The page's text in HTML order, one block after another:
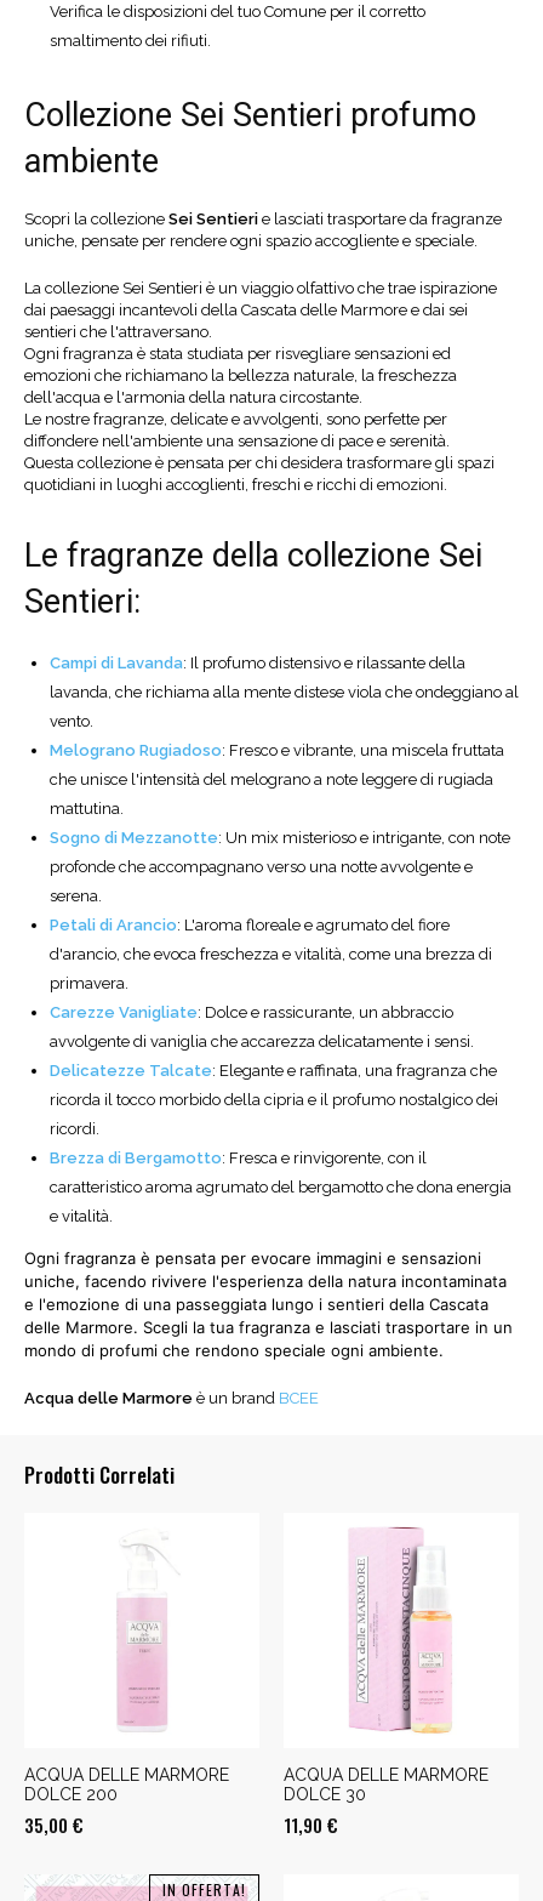
Verifica le disposizioni del tuo Comune per il corretto
smaltimento dei rifiuti.
Collezione Sei Sentieri profumo
ambiente
Scopri la collezione Sei Sentieri e lasciati trasportare da fragranze
uniche, pensate per rendere ogni spazio accogliente e speciale.
La collezione Sei Sentieri è un viaggio olfattivo che trae ispirazione
dai paesaggi incantevoli della Cascata delle Marmore e dai sei
sentieri che l'attraversano.
Ogni fragranza è stata studiata per risvegliare sensazioni ed
emozioni che richiamano la bellezza naturale, la freschezza
dell'acqua e l'armonia della natura circostante.
Le nostre fragranze, delicate e avvolgenti, sono perfette per
diffondere nell'ambiente una sensazione di pace e serenità.
Questa collezione è pensata per chi desidera trasformare gli spazi
quotidiani in luoghi accoglienti, freschi e ricchi di emozioni.
Le fragranze della collezione Sei
Sentieri:
Campi di Lavanda: Il profumo distensivo e rilassante della
lavanda, che richiama alla mente distese viola che ondeggiano al
vento.
Melograno Rugiadoso: Fresco e vibrante, una miscela fruttata
che unisce l'intensità del melograno a note leggere di rugiada
mattutina.
Sogno di Mezzanotte: Un mix misterioso e intrigante, con note
profonde che accompagnano verso una notte avvolgente e
serena.
Petali di Arancio: L'aroma floreale e agrumato del fiore
d'arancio, che evoca freschezza e vitalità, come una brezza di
primavera.
Carezze Vanigliate: Dolce e rassicurante, un abbraccio
avvolgente di vaniglia che accarezza delicatamente i sensi.
Delicatezze Talcate: Elegante e raffinata, una fragranza che
ricorda il tocco morbido della cipria e il profumo nostalgico dei
ricordi.
Brezza di Bergamotto: Fresca e rinvigorente, con il
caratteristico aroma agrumato del bergamotto che dona energia
e vitalità.
Ogni fragranza è pensata per evocare immagini e sensazioni
uniche, facendo rivivere l'esperienza della natura incontaminata
e l'emozione di una passeggiata lungo i sentieri della Cascata
delle Marmore. Scegli la tua fragranza e lasciati trasportare in un
mondo di profumi che rendono speciale ogni ambiente.
Acqua delle Marmore è un brand BCEE
Prodotti Correlati
ACQUA DELLE MARMORE
DOLCE 200
35,00 €
ACQUA DELLE MARMORE
DOLCE 30
11,90 €
IN OFFERTA!